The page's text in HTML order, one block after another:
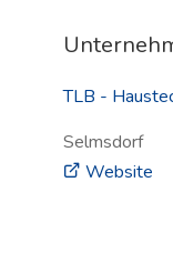
TLB -
Selmsdorf
Website